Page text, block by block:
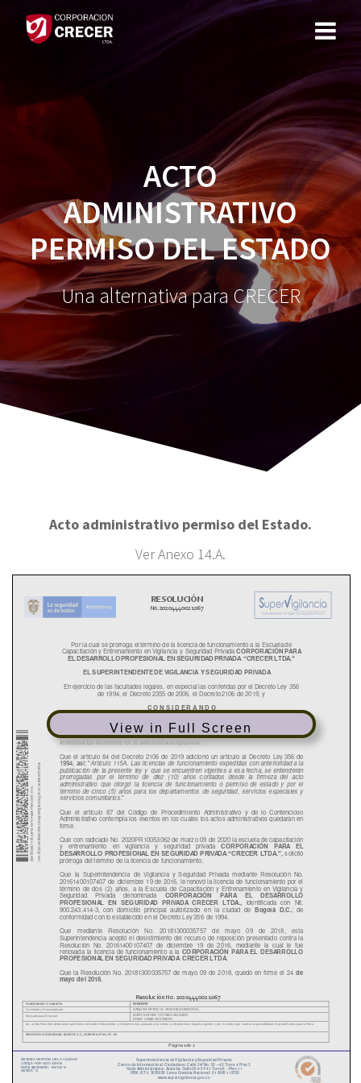
al
ACTO
ADMINISTRATIVO
PERMISO DEL ESTADO
Una alternativa para CRECER
Acto administrativo permiso del Estado.
Ver Anexo 14.A.
View in Full Screen